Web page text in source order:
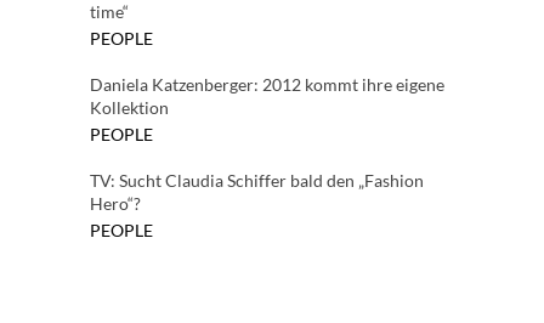
time“
PEOPLE
Daniela Katzenberger: 2012 kommt ihre eigene
Kollektion
PEOPLE
TV: Sucht Claudia Schiffer bald den „Fashion
Hero“?
PEOPLE